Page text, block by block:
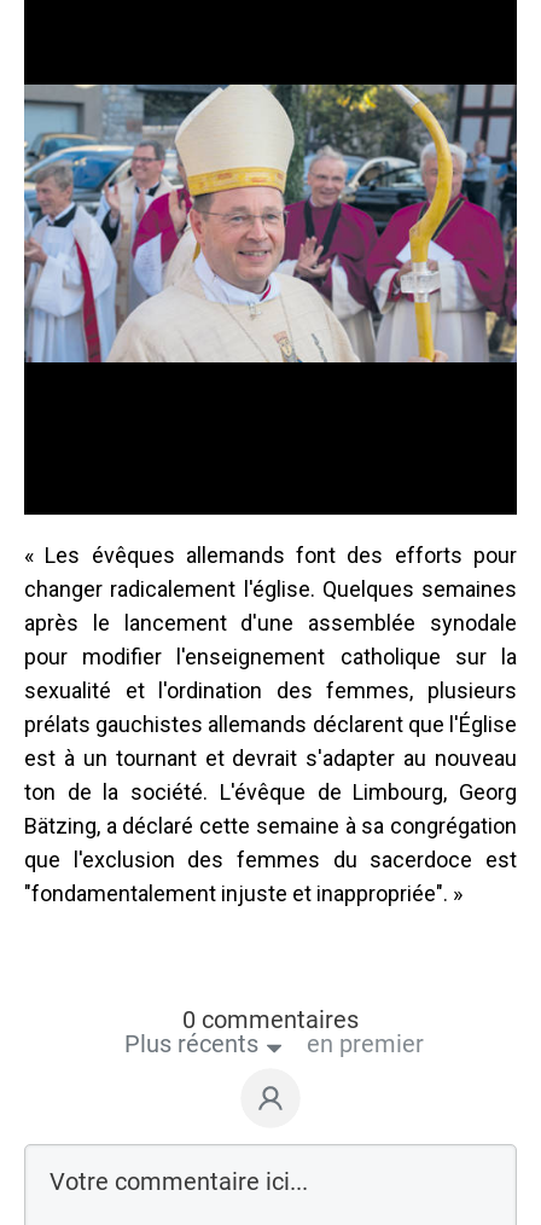
« Les évêques allemands font des efforts pour
changer radicalement l'église. Quelques semaines
après le lancement d'une assemblée synodale
pour modifier l'enseignement catholique sur la
sexualité et l'ordination des femmes, plusieurs
prélats gauchistes allemands déclarent que l'Église
est à un tournant et devrait s'adapter au nouveau
ton de la société. L'évêque de Limbourg, Georg
Bätzing, a déclaré cette semaine à sa congrégation
que l'exclusion des femmes du sacerdoce est
"fondamentalement injuste et inappropriée". »
0 commentaires
Plus récents
en premier